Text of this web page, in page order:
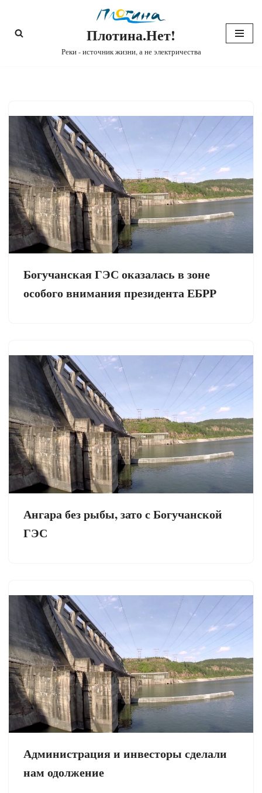
Перейти
Плотина.Нет!
Реки - источник жизни, а не электричества
Богучанская ГЭС оказалась в зоне
особого внимания президента ЕБРР
Ангара без рыбы, зато с Богучанской
ГЭС
Администрация и инвесторы сделали
нам одолжение